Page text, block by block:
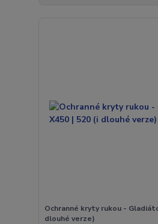
Ochranné kryty rukou -
dlouhé verze)